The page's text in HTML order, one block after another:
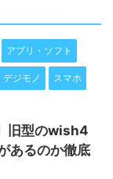
アプリ・ソフト
デジモノ スマホ
旧型のwish4
あるのか徹底